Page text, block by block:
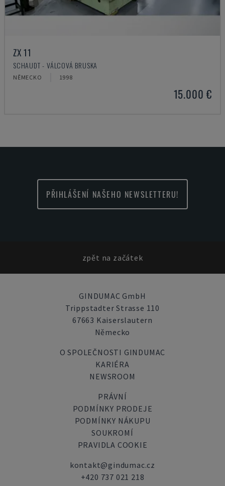
ZX 11
SCHAUDT - VÁLCOVÁ BRUSKA
NĚMECKO 1998
15.000 €
PŘIHLÁŠENÍ NAŠEHO NEWSLETTERU!
zpět na začátek
GINDUMAC GmbH
Trippstadter Strasse 110
67663 Kaiserslautern
Německo
O SPOLEČNOSTI GINDUMAC
KARIÉRA
NEWSROOM
PRÁVNÍ
PODMÍNKY PRODEJE
PODMÍNKY NÁKUPU
SOUKROMÍ
PRAVIDLA COOKIE
kontakt@gindumac.cz
+420 737 021 218